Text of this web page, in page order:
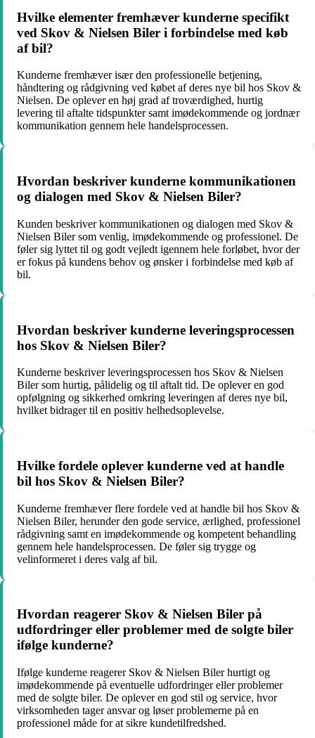
Hvilke elementer fremhæver kunderne specifikt
ved Skov & Nielsen Biler i forbindelse med køb
af bil?
Kunderne fremhæver især den professionelle betjening,
håndtering og rådgivning ved købet af deres nye bil hos Skov &
Nielsen. De oplever en høj grad af troværdighed, hurtig
levering til aftalte tidspunkter samt imødekommende og jordnær
kommunikation gennem hele handelsprocessen.
Hvordan beskriver kunderne kommunikationen
og dialogen med Skov & Nielsen Biler?
Kunden beskriver kommunikationen og dialogen med Skov &
Nielsen Biler som venlig, imødekommende og professionel. De
føler sig lyttet til og godt vejledt igennem hele forløbet, hvor der
er fokus på kundens behov og ønsker i forbindelse med køb af
bil.
Hvordan beskriver kunderne leveringsprocessen
hos Skov & Nielsen Biler?
Kunderne beskriver leveringsprocessen hos Skov & Nielsen
Biler som hurtig, pålidelig og til aftalt tid. De oplever en god
opfølgning og sikkerhed omkring leveringen af deres nye bil,
hvilket bidrager til en positiv helhedsoplevelse.
Hvilke fordele oplever kunderne ved at handle
bil hos Skov & Nielsen Biler?
Kunderne fremhæver flere fordele ved at handle bil hos Skov &
Nielsen Biler, herunder den gode service, ærlighed, professionel
rådgivning samt en imødekommende og kompetent behandling
gennem hele handelsprocessen. De føler sig trygge og
velinformeret i deres valg af bil.
Hvordan reagerer Skov & Nielsen Biler på
udfordringer eller problemer med de solgte biler
ifølge kunderne?
Ifølge kunderne reagerer Skov & Nielsen Biler hurtigt og
imødekommende på eventuelle udfordringer eller problemer
med de solgte biler. De oplever en god stil og service, hvor
virksomheden tager ansvar og løser problemerne på en
professionel måde for at sikre kundetilfredshed.